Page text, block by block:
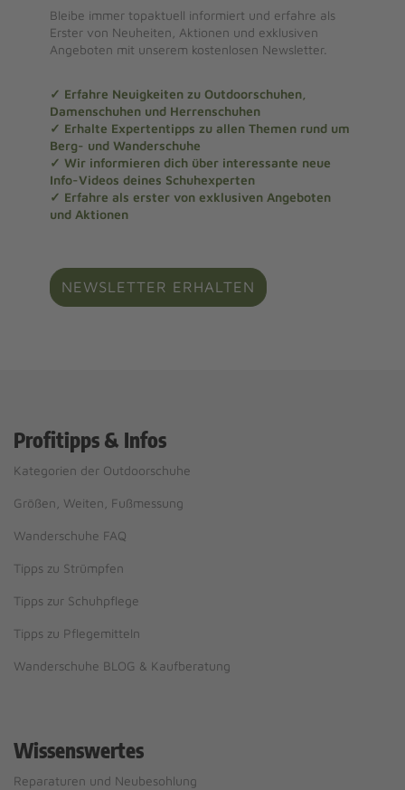
Bleibe immer topaktuell informiert und erfahre als
Erster von Neuheiten, Aktionen und exklusiven
Angeboten mit unserem kostenlosen Newsletter.
✓ Erfahre Neuigkeiten zu Outdoorschuhen,
Damenschuhen und Herrenschuhen
✓ Erhalte Expertentipps zu allen Themen rund um
Berg- und Wanderschuhe
✓ Wir informieren dich über interessante neue
Info-Videos deines Schuhexperten
✓ Erfahre als erster von exklusiven Angeboten
und Aktionen
NEWSLETTER ERHALTEN
Profitipps & Infos
Kategorien der Outdoorschuhe
Größen, Weiten, Fußmessung
Wanderschuhe FAQ
Tipps zu Strümpfen
Tipps zur Schuhpflege
Tipps zu Pflegemitteln
Wanderschuhe BLOG & Kaufberatung
Wissenswertes
Reparaturen und Neubesohlung